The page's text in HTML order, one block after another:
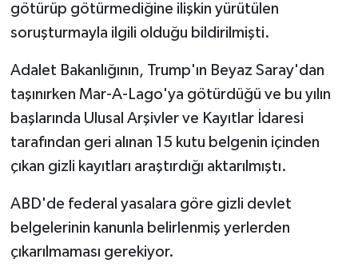
götürüp götürmediğine ilişkin yürütülen
soruşturmayla ilgili olduğu bildirilmişti.
Adalet Bakanlığının, Trump'ın Beyaz Saray'dan
taşınırken Mar-A-Lago'ya götürdüğü ve bu yılın
başlarında Ulusal Arşivler ve Kayıtlar İdaresi
tarafından geri alınan 15 kutu belgenin içinden
çıkan gizli kayıtları araştırdığı aktarılmıştı.
ABD'de federal yasalara göre gizli devlet
belgelerinin kanunla belirlenmiş yerlerden
çıkarılmaması gerekiyor.